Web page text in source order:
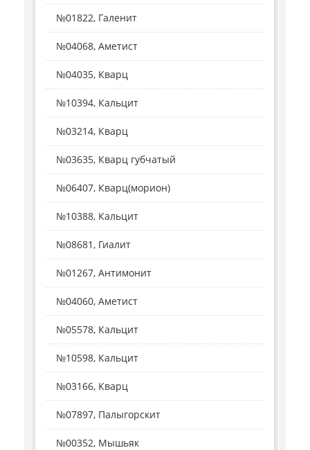
№01822, Галенит
№04068, Аметист
№04035, Кварц
№10394, Кальцит
№03214, Кварц
№03635, Кварц губчатый
№06407, Кварц(морион)
№10388, Кальцит
№08681, Гиалит
№01267, Антимонит
№04060, Аметист
№05578, Кальцит
№10598, Кальцит
№03166, Кварц
№07897, Палыгорскит
№00352, Мышьяк